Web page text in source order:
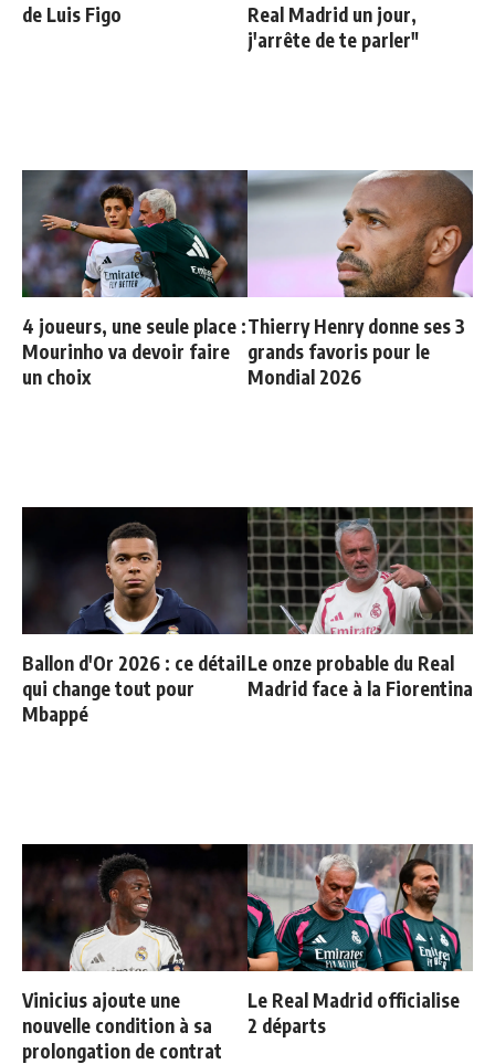
de Luis Figo
Real Madrid un jour,
j'arrête de te parler"
4 joueurs, une seule place :
Mourinho va devoir faire
un choix
Thierry Henry donne ses 3
grands favoris pour le
Mondial 2026
Ballon d'Or 2026 : ce détail
qui change tout pour
Mbappé
Le onze probable du Real
Madrid face à la Fiorentina
Vinicius ajoute une
nouvelle condition à sa
prolongation de contrat
Le Real Madrid officialise
2 départs